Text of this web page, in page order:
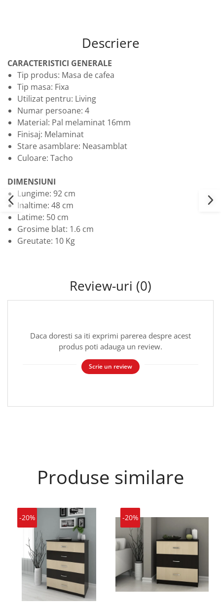
Descriere
CARACTERISTICI GENERALE
Tip produs: Masa de cafea
Tip masa: Fixa
Utilizat pentru: Living
Numar persoane: 4
Material: Pal melaminat 16mm
Finisaj: Melaminat
Stare asamblare: Neasamblat
Culoare: Tacho
DIMENSIUNI
Lungime: 92 cm
Inaltime: 48 cm
Latime: 50 cm
Grosime blat: 1.6 cm
Greutate: 10 Kg
Review-uri (0)
Daca doresti sa iti exprimi parerea despre acest
produs poti adauga un review.
Scrie un review
Produse similare
-20% -20%